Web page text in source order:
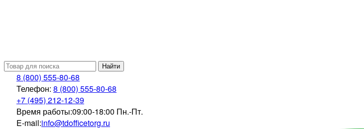
Найти
8 (800) 555-80-68
Телефон: 8 (800) 555-80-68
+7 (495) 212-12-39
Время работы:09:00-18:00 Пн.-Пт.
E-mail:info@tdofficetorg.ru